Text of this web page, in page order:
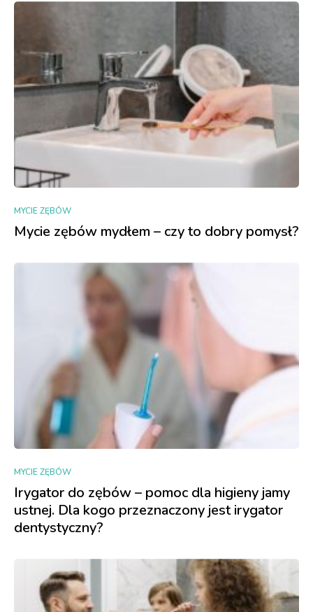
MYCIE ZĘBÓW
Mycie zębów mydłem – czy to dobry pomysł?
MYCIE ZĘBÓW
Irygator do zębów – pomoc dla higieny jamy
ustnej. Dla kogo przeznaczony jest irygator
dentystyczny?